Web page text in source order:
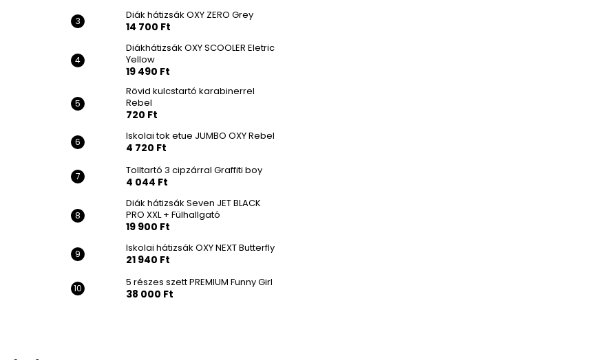
Diák hátizsák OXY ZERO Grey
14 700 Ft
Diákhátizsák OXY SCOOLER Eletric
Yellow
19 490 Ft
Rövid kulcstartó karabinerrel
Rebel
720 Ft
Iskolai tok etue JUMBO OXY Rebel
4 720 Ft
Tolltartó 3 cipzárral Graffiti boy
4 044 Ft
Diák hátizsák Seven JET BLACK
PRO XXL + Fülhallgató
19 900 Ft
Iskolai hátizsák OXY NEXT Butterfly
21 940 Ft
5 részes szett PREMIUM Funny Girl
38 000 Ft